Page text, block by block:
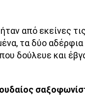
από εκείνες
τα δύο
δούλευε και